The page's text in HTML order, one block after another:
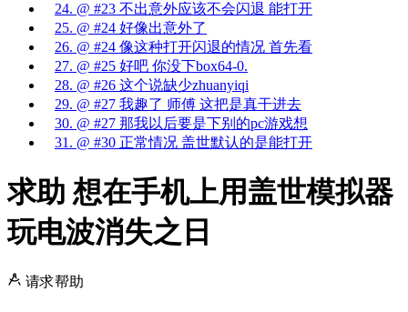
24. @ #23 不出意外应该不会闪退 能打开
25. @ #24 好像出意外了
26. @ #24 像这种打开闪退的情况 首先看
27. @ #25 好吧 你没下box64-0.
28. @ #26 这个说缺少zhuanyiqi
29. @ #27 我趣了 师傅 这把是真干进去
30. @ #27 那我以后要是下别的pc游戏想
31. @ #30 正常情况 盖世默认的是能打开
求助 想在手机上用盖世模拟器
玩电波消失之日
请求帮助